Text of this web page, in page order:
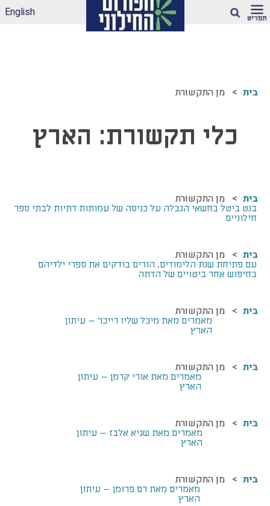
ונטול הדתה
הדתה בספרי לימוד
תכנית הלימודים
במקצוע תרבות
הדתה בצה"ל
התמודדות עם הדתה
חילוניות?
כיצד למנוע הדתה?
המדריך להורה החילוני
המדריך למורה: תרבות
הרשמה לעדכונים
English
בית מן התקשורת
כלי תקשורת: הארץ
בית מן התקשורת
בנט ביטל בחשאי הגבלה על כניסה של עמותות דתיות לבתי ספר
חילוניים
בית מן התקשורת
עם פתיחת שנת הלימודים, הורים בודקים את ספרי ילדיהם
בחיפוש אחר ביטויים של הדתה
בית מן התקשורת
מאמרים מאת מיכל שליו רייכר – עיתון
הארץ
בית מן התקשורת
מאמרים מאת אורי קרמן – עיתון
הארץ
בית מן התקשורת
מאמרים מאת שגיא אלבז – עיתון
הארץ
בית מן התקשורת
מאמרים מאת רם פרומן – עיתון
הארץ